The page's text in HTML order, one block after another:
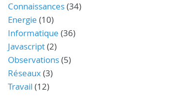
Connaissances(34)
Energie (10)
Informatique (36)
Javascript(2)
Observations(5)
Réseaux(3)
Travail (12)